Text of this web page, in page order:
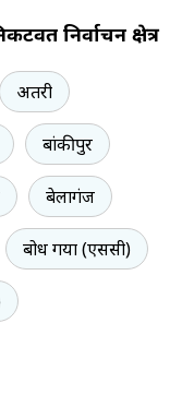
निर्वाचन क्षेत्र
अतरी
बांकीपुर
बेलागंज
बोध गया (एससी)